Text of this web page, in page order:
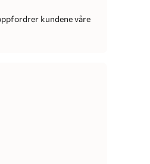
kundene våre